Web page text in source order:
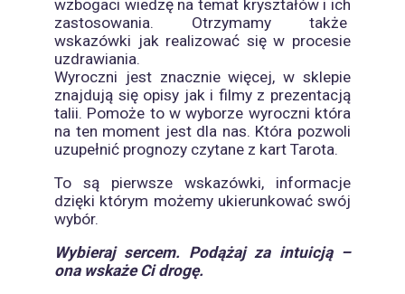
wzbogaci wiedzę na temat kryształów i ich
zastosowania. Otrzymamy także
wskazówki jak realizować się w procesie
uzdrawiania.
Wyroczni jest znacznie więcej, w sklepie
znajdują się opisy jak i filmy z prezentacją
talii. Pomoże to w wyborze wyroczni która
na ten moment jest dla nas. Która pozwoli
uzupełnić prognozy czytane z kart Tarota.
To są pierwsze wskazówki, informacje
dzięki którym możemy ukierunkować swój
wybór.
Wybieraj sercem. Podążaj za intuicją –
ona wskaże Ci drogę.